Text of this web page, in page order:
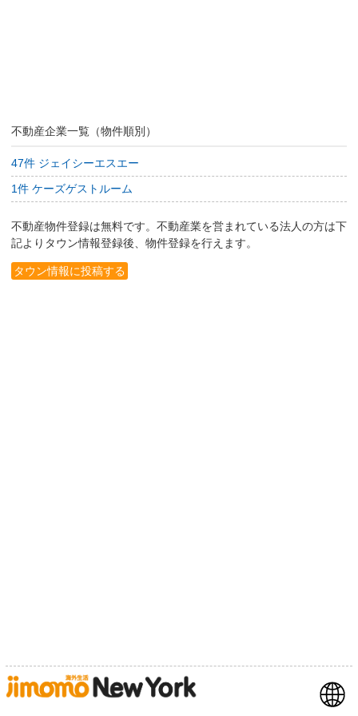
不動産企業一覧（物件順別）
47件 ジェイシーエスエー
1件 ケーズゲストルーム
不動産物件登録は無料です。不動産業を営まれている法人の方は下
記よりタウン情報登録後、物件登録を行えます。
タウン情報に投稿する